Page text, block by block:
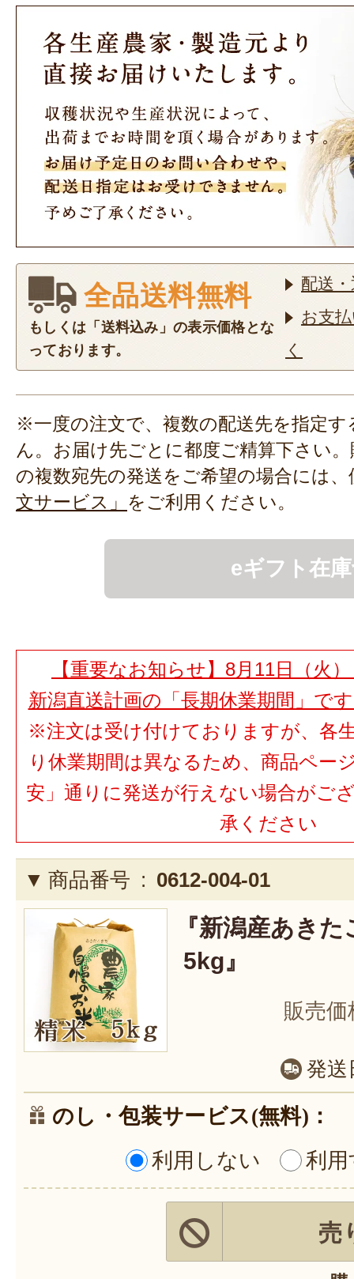
全品送料無料
もしくは「送料込み」の表示価格とな
っております。
配送
お支
く
※一度の注文で、複数の配送先を指定
ん。お届け先ごとに都度ご精算下さい
の複数宛先の発送をご希望の場合には、
文サービス」 をご利用ください。
eギフト在
【重要なお知らせ】8月11日（火
新潟直送計画の「長期休業期間」で
※注文は受け付けておりますが、各
り休業期間は異なるため、商品ペー
安」通りに発送が行えない場合がご
承ください
商品番号 : 0612-004-01
『新潟産あき
5kg』
販売価
発送
のし・包装サービス(無料)：
利用しない
利
売